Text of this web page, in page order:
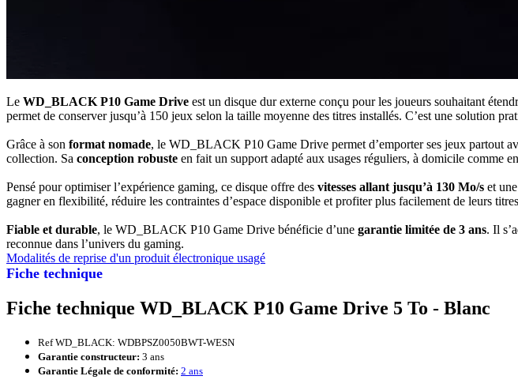
Fiche technique
Le WD_BLACK P10 Game Drive est un disque dur externe conçu pour les joueurs souhaitant
permet de conserver jusqu’à 150 jeux selon la taille moyenne des titres installés. C’est une solution
Grâce à son format nomade, le WD_BLACK P10 Game Drive permet d’emporter ses jeux partout
collection. Sa conception robuste en fait un support adapté aux usages réguliers, à domicile comme
Pensé pour optimiser l’expérience gaming, ce disque offre des vitesses allant jusqu’à 130 Mo/s et
gagner en flexibilité, réduire les contraintes d’espace disponible et profiter plus facilement de leurs
Fiable et durable, le WD_BLACK P10 Game Drive bénéficie d’une garantie limitée de 3 ans. Il
reconnue dans l’univers du gaming.
Modalités de reprise d'un produit électronique usagé
Fiche technique WD_BLACK P10 Game Drive 5 To - Blanc
Ref WD_BLACK: WDBPSZ0050BWT-WESN
Garantie constructeur: 3 ans
Garantie Légale de conformité: 2 ans